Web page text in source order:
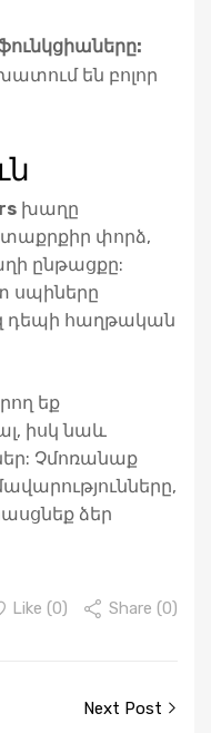
են բոլոր
խաղը
փորձ,
ընթացքը:
սպիները
դեպի հաղթական
եք
իսկ նաև
Չմոռանաք
ձեր
Like (0) Share (0)
Next Post